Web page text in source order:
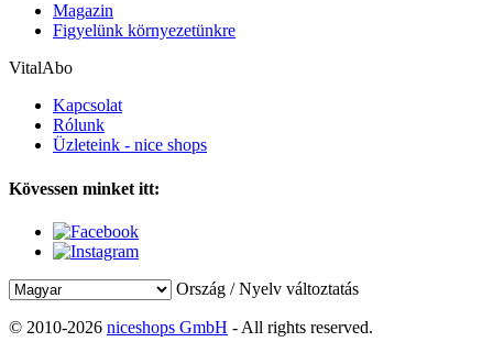
Magazin
Figyelünk környezetünkre
VitalAbo
Kapcsolat
Rólunk
Üzleteink - nice shops
Kövessen minket itt:
Ország / Nyelv változtatás
© 2010-2026 niceshops GmbH - All rights reserved.